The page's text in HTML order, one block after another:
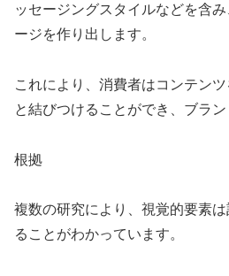
ッセージングスタイルなどを含
ージを作り出します。
これにより、消費者はコンテン
と結びつけることができ、ブラン
根拠
複数の研究により、視覚的要素
ることがわかっています。